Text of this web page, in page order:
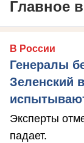
Главное
В России
Генералы
Зеленский
Эксперты
падает.